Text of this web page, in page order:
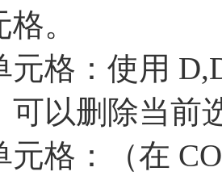
。
元格：使用
可以删除当前
元格：（在